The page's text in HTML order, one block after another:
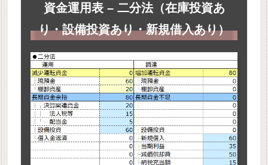
資金運用表 – 二分法（在庫投資あ
り・設備投資あり・新規借入あり）